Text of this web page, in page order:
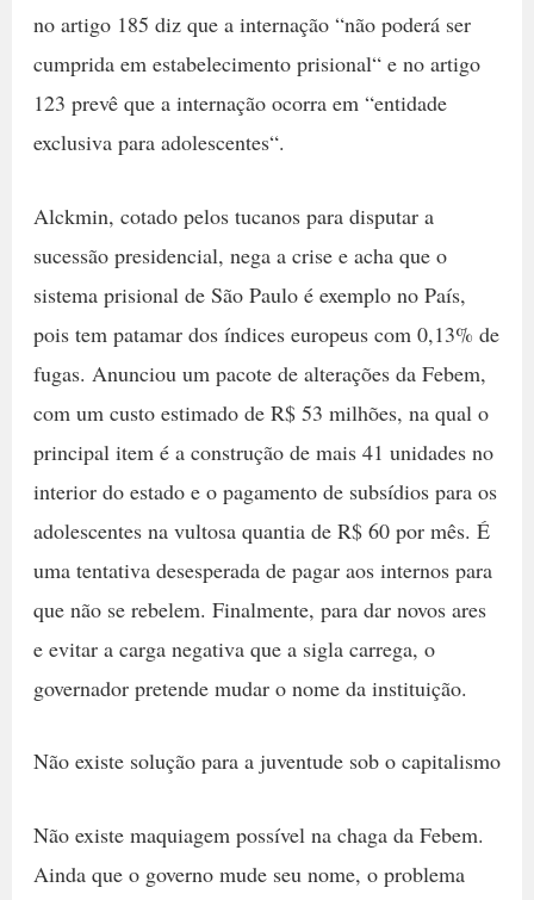
no artigo 185 diz que a internação “não poderá ser
cumprida em estabelecimento prisional“ e no artigo
123 prevê que a internação ocorra em “entidade
exclusiva para adolescentes“.
Alckmin, cotado pelos tucanos para disputar a
sucessão presidencial, nega a crise e acha que o
sistema prisional de São Paulo é exemplo no País,
pois tem patamar dos índices europeus com 0,13% de
fugas. Anunciou um pacote de alterações da Febem,
com um custo estimado de R$ 53 milhões, na qual o
principal item é a construção de mais 41 unidades no
interior do estado e o pagamento de subsídios para os
adolescentes na vultosa quantia de R$ 60 por mês. É
uma tentativa desesperada de pagar aos internos para
que não se rebelem. Finalmente, para dar novos ares
e evitar a carga negativa que a sigla carrega, o
governador pretende mudar o nome da instituição.
Não existe solução para a juventude sob o capitalismo
Não existe maquiagem possível na chaga da Febem.
Ainda que o governo mude seu nome, o problema